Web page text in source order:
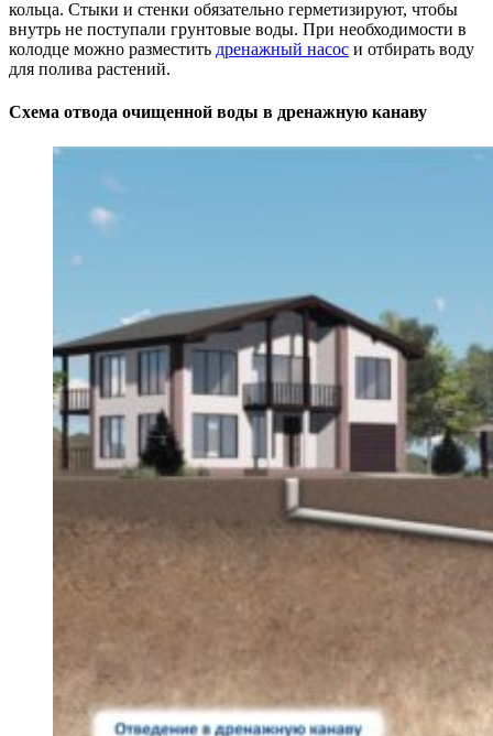
кольца. Стыки и стенки обязательно герметизируют, чтобы
внутрь не поступали грунтовые воды. При необходимости в
колодце можно разместить дренажный насос и отбирать воду
для полива растений.
Схема отвода очищенной воды в дренажную канаву